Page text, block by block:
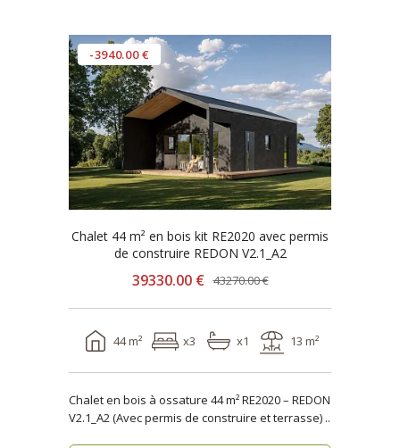
-3940.00 €
Chalet 44 m² en bois kit RE2020 avec permis
de construire REDON V2.1_A2
39330.00 € 43270.00 €
44 m² x3 x1 13 m²
Chalet en bois à ossature 44 m² RE2020 – REDON
V2.1_A2 (Avec permis de construire et terrasse) ..